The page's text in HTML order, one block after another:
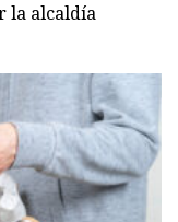
la alcaldía